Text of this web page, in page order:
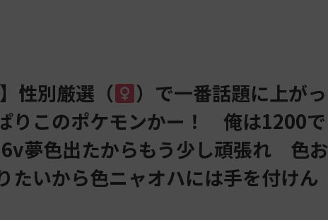
性別厳選（
）で一番話題に上がっ
りこのポケモンかー！ 俺は1200で
夢色出たからもう少し頑張れ 色お
たいから色ニャオハには手を付けん